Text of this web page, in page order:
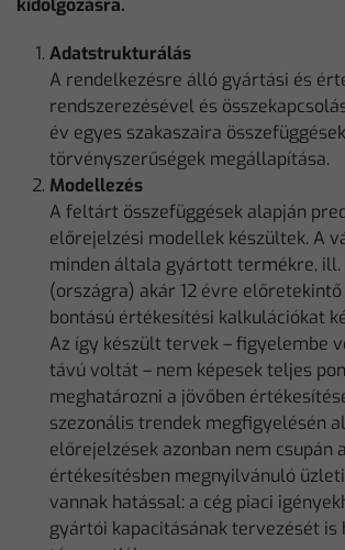
kidolgozásra.
Adatstrukturálás
A rendelkezésre álló gyártási és
rendszerezésével és
év egyes szakaszaira
törvényszerűségek megállapítása.
Modellezés
A feltárt összefüggések alapján
előrejelzési modellek készültek. A
minden általa gyártott termékre, ill.
(országra) akár 12 évre
bontású értékesítési kalkulációkat
Az így készült tervek – figyelembe
távú voltát – nem képesek teljes
meghatározni a jövőben
szezonális trendek megfigyelésén
előrejelzések azonban nem csupán
értékesítésben megnyilvánuló
vannak hatással: a cég piaci
gyártói kapacitásának tervezését is